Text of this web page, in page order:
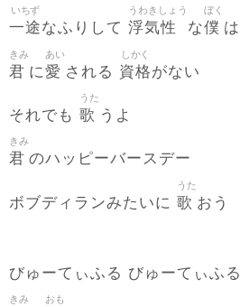
一途
いちず
なふりして 浮気性
うわきしょう
な僕
ぼく
は
君
きみ
に愛
あい
される 資格
しかく
がない
それでも 歌
うた
うよ
君
きみ
のハッピーバースデー
ボブディランみたいに 歌
うた
おう
びゅーてぃふる びゅーてぃふる
きみ おも